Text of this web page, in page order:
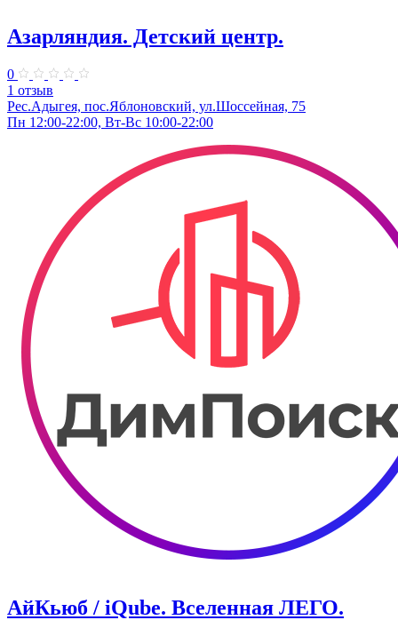
Азарляндия. ​Детский центр.
0
1 отзыв
Рес.Адыгея, пос.Яблоновский, ул.Шоссейная, 75
Пн 12:00-22:00, Вт-Вс 10:00-22:00
АйКьюб / iQube. Вселенная ЛЕГО.